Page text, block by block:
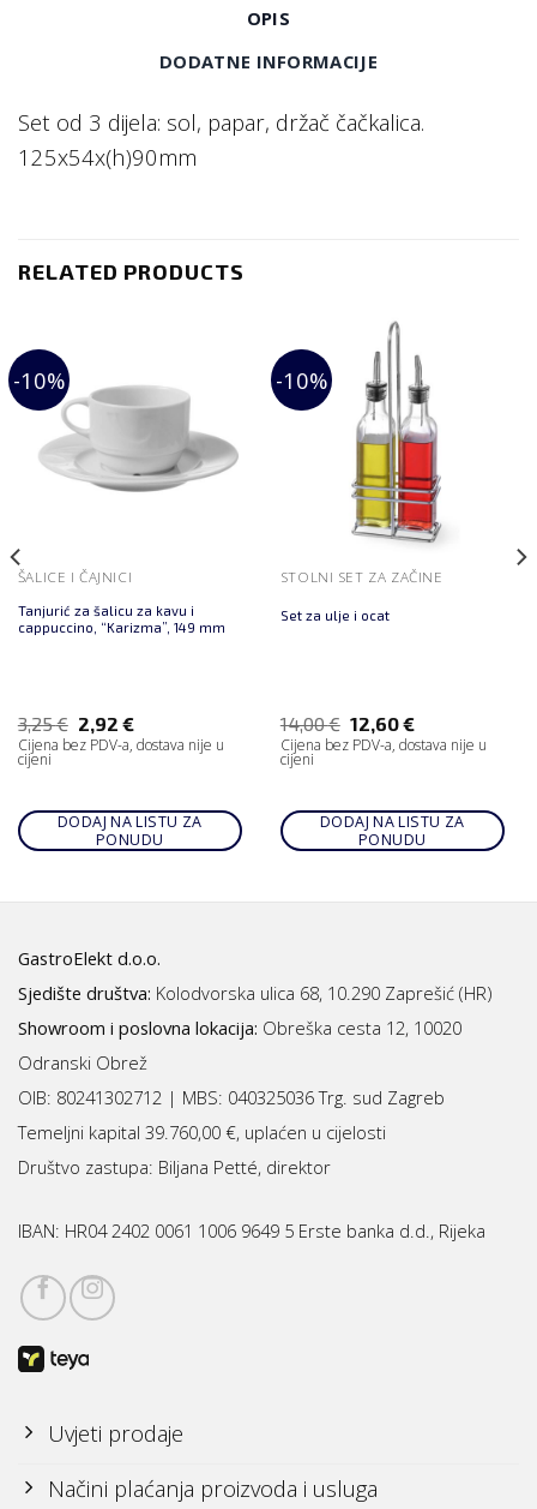
OPIS
DODATNE INFORMACIJE
Set od 3 dijela: sol, papar, držač čačkalica.
125x54x(h)90mm
RELATED PRODUCTS
-10%
ŠALICE I ČAJNICI
Tanjurić za šalicu za kavu i
cappuccino, “Karizma”, 149 mm
3,25€ 2,92€
Cijena bez PDV-a, dostava nije u
cijeni
DODAJ NA LISTU ZA
PONUDU
-10%
STOLNI SET ZA ZAČINE
Set za ulje i ocat
14,00€ 12,60€
Cijena bez PDV-a, dostava nije u
cijeni
DODAJ NA LISTU ZA
PONUDU
GastroElekt d.o.o.
Sjedište društva: Kolodvorska ulica 68, 10.290 Zaprešić (HR)
Showroom i poslovna lokacija: Obreška cesta 12, 10020
Odranski Obrež
OIB: 80241302712 | MBS: 040325036 Trg. sud Zagreb
Temeljni kapital 39.760,00 €, uplaćen u cijelosti
Društvo zastupa: Biljana Petté, direktor
IBAN: HR04 2402 0061 1006 9649 5 Erste banka d.d., Rijeka
Uvjeti prodaje
Načini plaćanja proizvoda i usluga